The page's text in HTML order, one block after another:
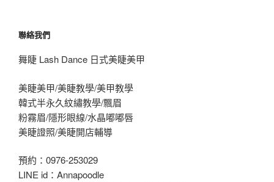
聯絡我們
舞睫 Lash Dance 日式美睫美甲
美睫美甲/美睫教學/美甲教學
韓式半永久紋繡教學/飄眉
粉霧眉/隱形眼線/水晶嘟嘟唇
美睫證照/美睫開店輔導
預約：0976-253029
LINE id：Annapoodle